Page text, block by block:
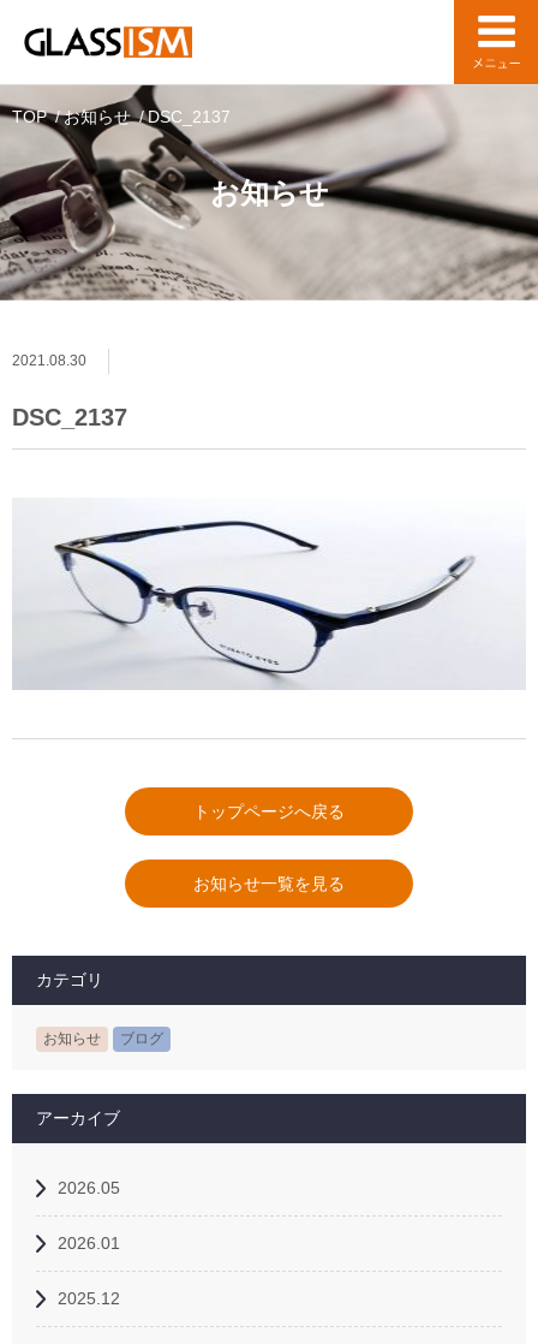
お知らせ
TOP お知らせ DSC_2137
2021.08.30
DSC_2137
トップページへ戻る
お知らせ一覧を見る
カテゴリ
お知らせ ブログ
アーカイブ
2026.05
2026.01
2025.12